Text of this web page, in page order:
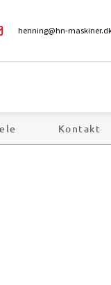
henning@hn-
Kontakt